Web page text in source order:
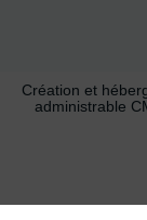
Création et
administrable